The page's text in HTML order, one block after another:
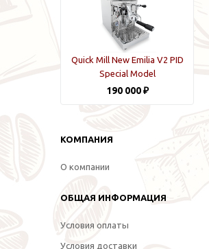
Quick Mill New Emilia V2 PID
Special Model
190 000 ₽
КОМПАНИЯ
О компании
ОБЩАЯ ИНФОРМАЦИЯ
Условия оплаты
Условия доставки